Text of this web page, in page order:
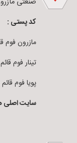
کد پستی :
مازرون فوم قائم :
تینار فوم قائم : ۸۸۱۸۸ –
پویا فوم قائم : ۸۸۱۴۹ –
سایت اصلی